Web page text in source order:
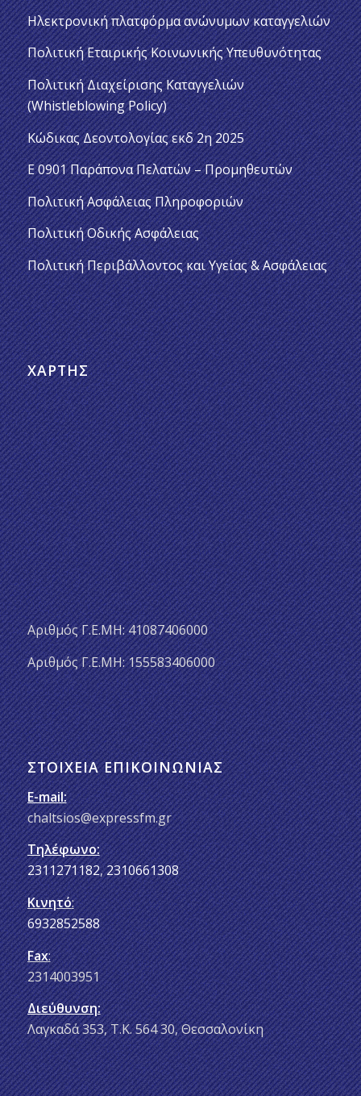
Ηλεκτρονική πλατφόρμα ανώνυμων καταγγελιών
Πολιτική Εταιρικής Κοινωνικής Υπευθυνότητας
Πολιτική Διαχείρισης Καταγγελιών
(Whistleblowing Policy)
Κώδικας Δεοντολογίας εκδ 2η 2025
Ε 0901 Παράπονα Πελατών – Προμηθευτών
Πολιτική Ασφάλειας Πληροφοριών
Πολιτική Οδικής Ασφάλειας
Πολιτική Περιβάλλοντος και Υγείας & Ασφάλειας
ΧΆΡΤΗΣ
Αριθμός Γ.Ε.ΜΗ: 41087406000
Αριθμός Γ.Ε.ΜΗ: 155583406000
ΣΤΟΙΧΕΊΑ ΕΠΙΚΟΙΝΩΝΊΑΣ
E-mail:
chaltsios@expressfm.gr
Τηλέφωνο:
2311271182,2310661308
Κινητό:
6932852588
Fax:
2314003951
Διεύθυνση:
Λαγκαδά 353, Τ.Κ. 564 30, Θεσσαλονίκη